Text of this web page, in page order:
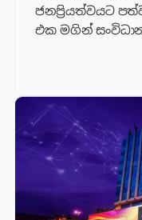
ජනප්‍රියත්වයට පත්ව
එක මගින්